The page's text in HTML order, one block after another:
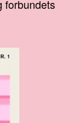
forbundets